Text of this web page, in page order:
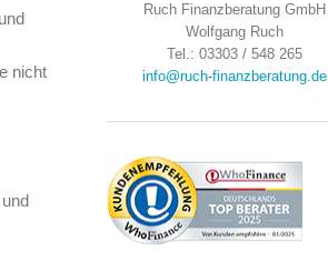
nicht
Ruch Finanzberatung GmbH
Wolfgang Ruch
Tel.: 03303 / 548 265
info@ruch-finanzberatung.de